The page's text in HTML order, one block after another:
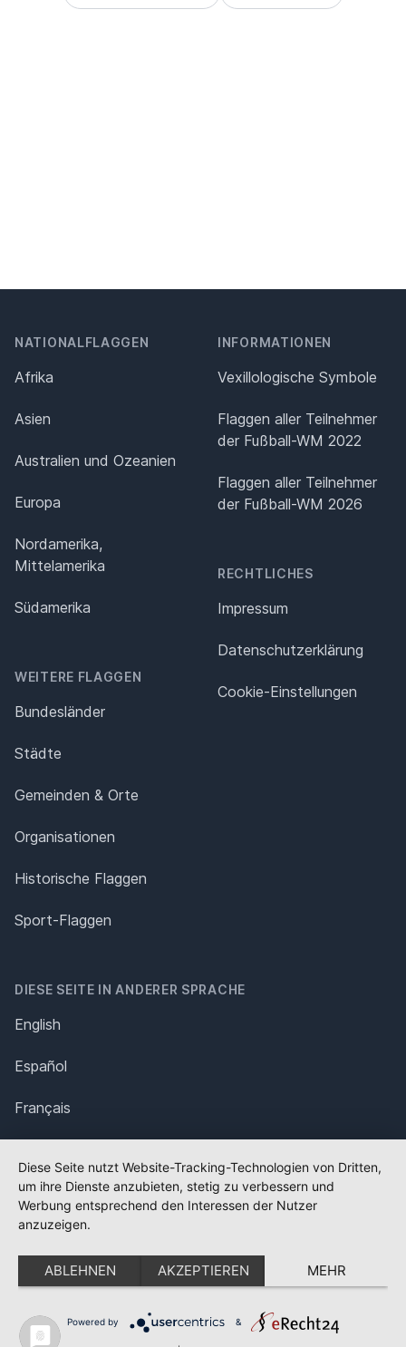
NATIONALFLAGGEN
Afrika
Asien
Australien und Ozeanien
Europa
Nordamerika,
Mittelamerika
Südamerika
WEITERE FLAGGEN
Bundesländer
Städte
Gemeinden & Orte
Organisationen
Historische Flaggen
Sport-Flaggen
INFORMATIONEN
Vexillologische Symbole
Flaggen aller Teilnehmer
der Fußball-WM 2022
Flaggen aller Teilnehmer
der Fußball-WM 2026
RECHTLICHES
Impressum
Datenschutz­erklärung
Cookie-Einstellungen
DIESE SEITE IN ANDERER SPRACHE
English
Español
Français
Polska
Português
Nederlands
Svenska
Diese Seite nutzt Website-Tracking-Technologien von Dritten,
um ihre Dienste anzubieten, stetig zu verbessern und
Werbung entsprechend den Interessen der Nutzer
anzuzeigen.
ABLEHNEN AKZEPTIEREN MEHR
Powered by &